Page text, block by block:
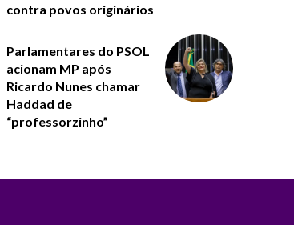
contra povos originários
Parlamentares do PSOL
acionam MP após
Ricardo Nunes chamar
Haddad de
“professorzinho”